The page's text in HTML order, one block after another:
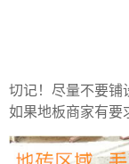
切记！尽量不要铺
如果地板商家有要